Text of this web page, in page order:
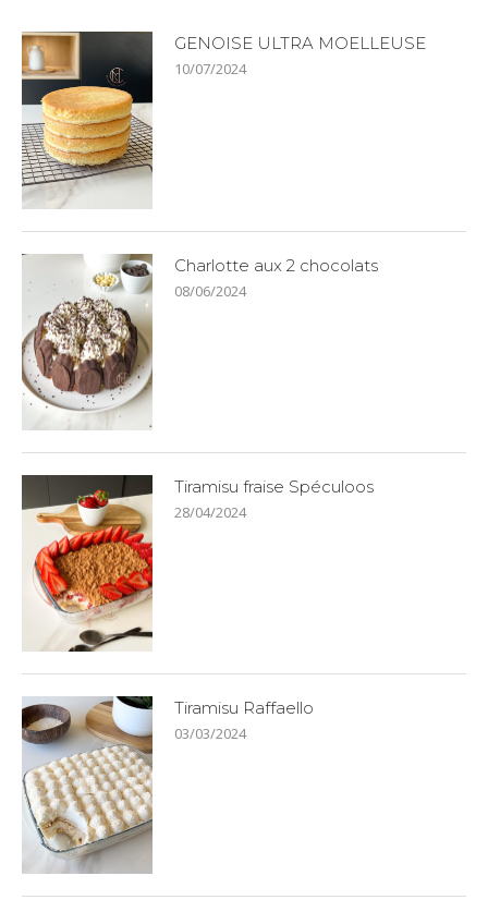
GENOISE ULTRA MOELLEUSE
10/07/2024
Charlotte aux 2 chocolats
08/06/2024
Tiramisu fraise Spéculoos
28/04/2024
Tiramisu Raffaello
03/03/2024